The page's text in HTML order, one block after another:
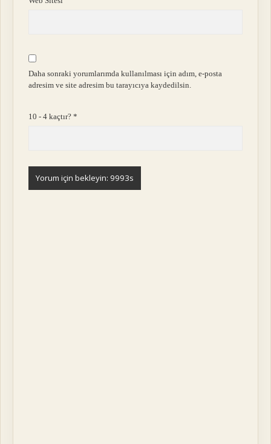
Daha sonraki yorumlarımda kullanılması için adım, e-posta
adresim ve site adresim bu tarayıcıya kaydedilsin.
10 - 4 kaçtır?*